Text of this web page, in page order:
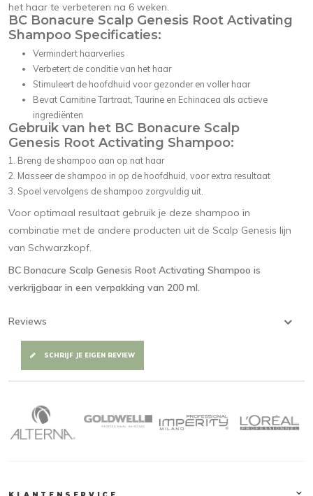
het haar te verbeteren na 6 weken.
BC Bonacure Scalp Genesis Root Activating
Shampoo Specificaties:
Vermindert haarverlies
Verbetert de conditie van het haar
Stimuleert de hoofdhuid voor gezonder en voller haar
Bevat Carnitine Tartraat, Taurine en Echinacea als actieve
ingrediënten
Gebruik van het BC Bonacure Scalp
Genesis Root Activating Shampoo:
Breng de shampoo aan op nat haar
Masseer de shampoo in op de hoofdhuid, voor extra resultaat
Spoel vervolgens de shampoo zorgvuldig uit.
Voor optimaal resultaat gebruik je deze shampoo in
combinatie met de andere producten uit de Scalp Genesis lijn
van Schwarzkopf.
BC Bonacure Scalp Genesis Root Activating Shampoo is
verkrijgbaar in een verpakking van 200 ml.
Reviews
SCHRIJF JE EIGEN REVIEW